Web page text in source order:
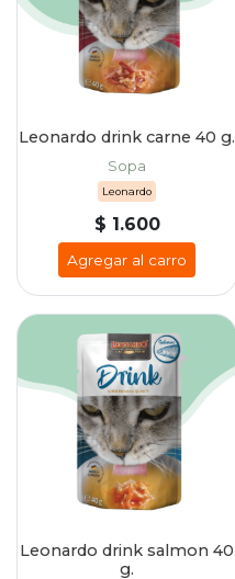
Leonardo drink carne 40 g.
Sopa
Leonardo
$ 1.600
Agregar al carro
Leonardo drink salmon 40
g.